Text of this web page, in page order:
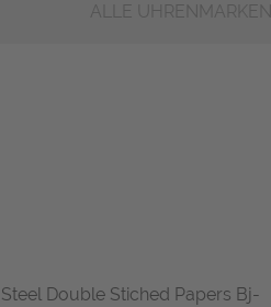
ALLE UHRENMARKEN
Double Stiched Papers Bj-